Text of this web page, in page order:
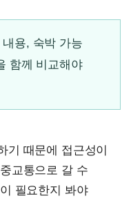
용, 숙박 가능
함께 비교해야
기 때문에 접근성이
교통으로 갈 수
필요한지 봐야